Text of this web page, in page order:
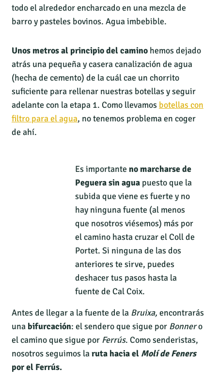
todo el alrededor encharcado en una mezcla de
barro y pasteles bovinos. Agua imbebible.
Unos metros al principio del camino hemos dejado
atrás una pequeña y casera canalización de agua
(hecha de cemento) de la cuál cae un chorrito
suficiente para rellenar nuestras botellas y seguir
adelante con la etapa 1. Como llevamos botellas con
filtro para el agua, no tenemos problema en coger
de ahí.
Es importante no marcharse de
Peguera sin agua puesto que la
subida que viene es fuerte y no
hay ninguna fuente (al menos
que nosotros viésemos) más por
el camino hasta cruzar el Coll de
Portet. Si ninguna de las dos
anteriores te sirve, puedes
deshacer tus pasos hasta la
fuente de Cal Coix.
Antes de llegar a la fuente de la Bruixa, encontrarás
una bifurcación: el sendero que sigue por Bonnero
el camino que sigue por Ferrús. Como senderistas,
nosotros seguimos laruta hacia el Molí de Feners
por el Ferrús.